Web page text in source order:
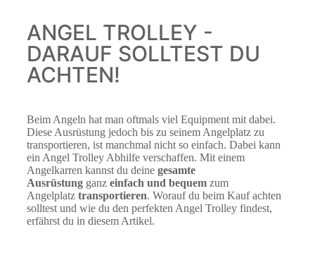
ANGEL TROLLEY -
DARAUF SOLLTEST DU
ACHTEN!
Beim Angeln hat man oftmals viel Equipment mit dabei.
Diese Ausrüstung jedoch bis zu seinem Angelplatz zu
transportieren, ist manchmal nicht so einfach. Dabei kann
ein Angel Trolley Abhilfe verschaffen. Mit einem
Angelkarren kannst du deine gesamte
Ausrüstung ganz einfach und bequem zum
Angelplatz transportieren. Worauf du beim Kauf achten
solltest und wie du den perfekten Angel Trolley findest,
erfährst du in diesem Artikel.